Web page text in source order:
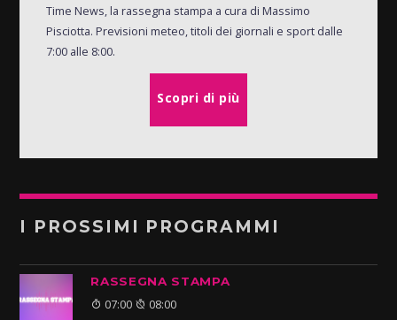
Time News, la rassegna stampa a cura di Massimo
Pisciotta. Previsioni meteo, titoli dei giornali e sport dalle
7:00 alle 8:00.
Scopri di più
I PROSSIMI PROGRAMMI
RASSEGNA STAMPA
07:00 08:00